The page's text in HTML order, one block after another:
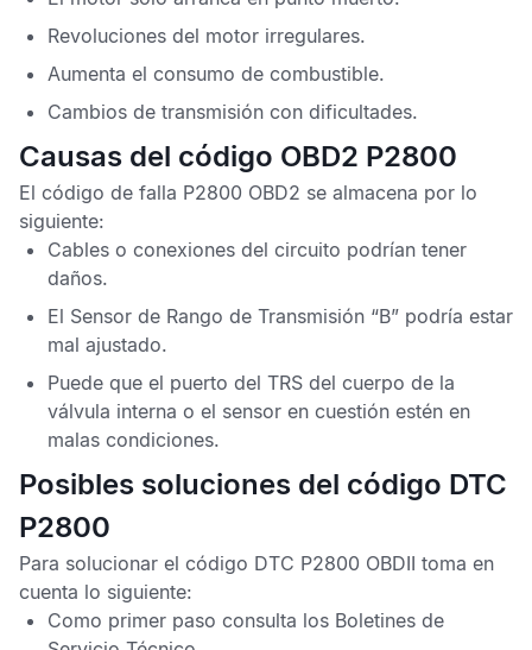
Revoluciones del motor irregulares.
Aumenta el consumo de combustible.
Cambios de transmisión con dificultades.
Causas del código OBD2 P2800
El código de falla P2800 OBD2 se almacena por lo
siguiente:
Cables o conexiones del circuito podrían tener
daños.
El Sensor de Rango de Transmisión “B” podría estar
mal ajustado.
Puede que el puerto del TRS del cuerpo de la
válvula interna o el sensor en cuestión estén en
malas condiciones.
Posibles soluciones del código DTC
P2800
Para solucionar el código DTC P2800 OBDII toma en
cuenta lo siguiente:
Como primer paso consulta los Boletines de